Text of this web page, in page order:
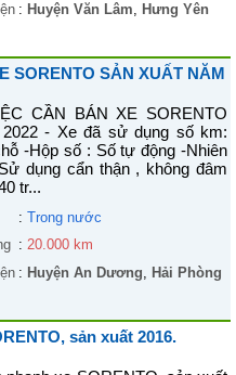
: Huyện Văn Lâm, Hưng Yên
SORENTO SẢN XUẤT NĂM
CẦN BÁN XE SORENTO
- Xe đã sử dụng số km:
-Hộp số : Số tự động -Nhiên
dụng cẩn thận , không đâm
tr...
: Trong nước
: 20.000 km
: Huyện An Dương, Hải Phòng
sản xuất 2016.